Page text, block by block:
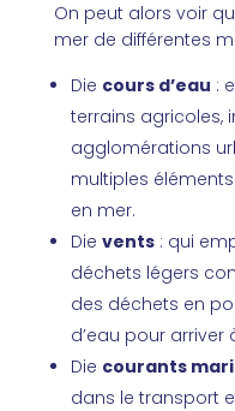
On peut alors voir
mer de différentes
Die cours d’eau :
terrains agricoles,
agglomérations
multiples
en mer.
Die vents : qui
déchets légers
des déchets en
d’eau pour
Die courants
dans le transport